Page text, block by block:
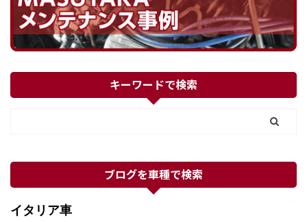
キーワードで検索
ブログを車種で検索
イタリア車